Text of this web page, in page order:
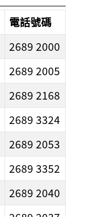
電話號碼
2689 2000
2689 2005
2689 2168
2689 3324
2689 2053
2689 3352
2689 2040